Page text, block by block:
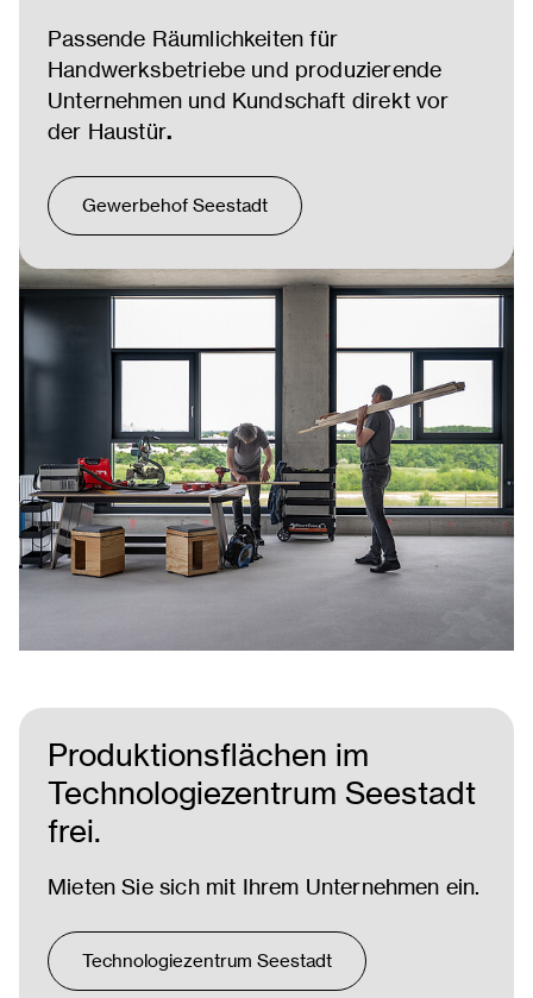
Passende Räumlichkeitenfür
Handwerksbetriebe und produzierende
Unternehmen und Kundschaft direkt vor
der Haustür.
Gewerbehof Seestadt
Produktionsflächen im
Technologiezentrum Seestadt
frei.
Mieten Sie sich mit Ihrem Unternehmen ein.
Technologiezentrum Seestadt